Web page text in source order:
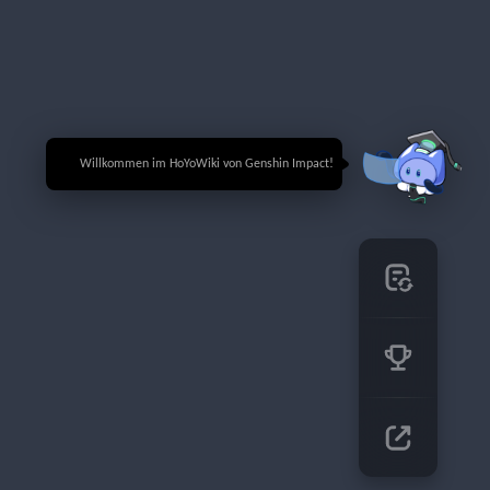
🎉 Willkommen im HoYoWiki von Genshin Impact!